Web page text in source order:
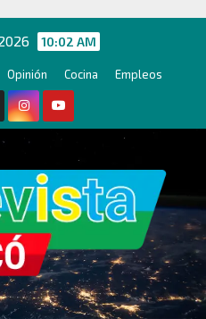
10:02 AM
Opinión Cocina Empleos